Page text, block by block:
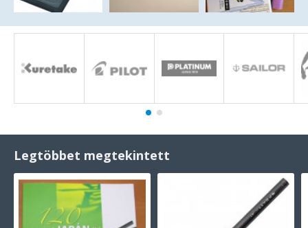
Legtöbbet megtekintett